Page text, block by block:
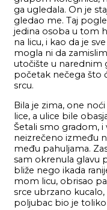
ga ugledala. On je
gledao me. Taj
jedina osoba u tom
na licu, i kao da je
mogla ni da
utočište u narednim
početak nečega što
srcu.
Bila je zima, one
lice, a ulice bile
Šetali smo gradom, i
neizrečeno između
među pahuljama.
sam okrenula glavu
bliže nego ikada
mom licu, obrisao
srce ubrzano
poljubac bio je toliko